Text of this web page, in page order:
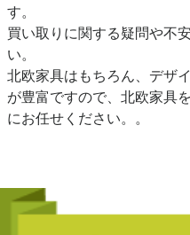
す。
買い取りに関する疑問や不
い。
北欧家具はもちろん、デザ
が豊富ですので、北欧家具
にお任せください。。